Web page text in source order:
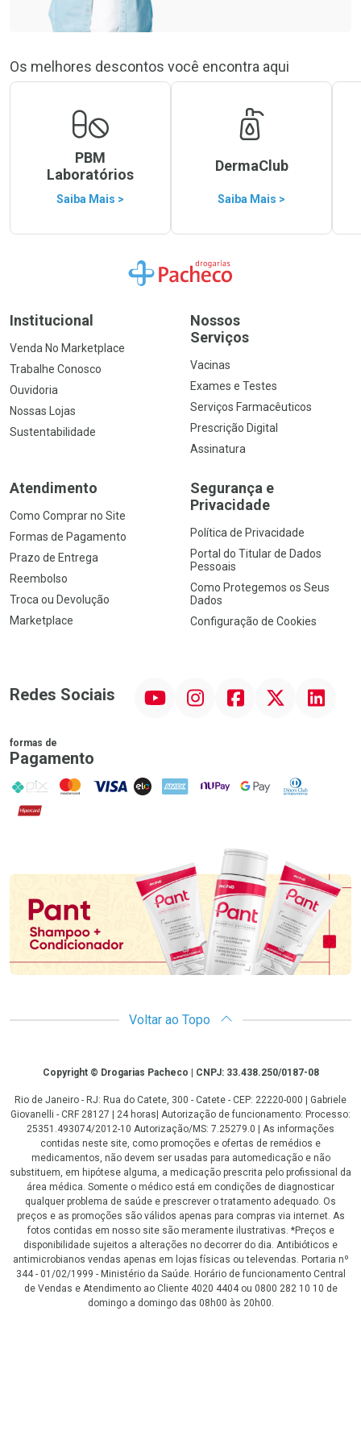
Os melhores descontos você encontra aqui
PBM
Laboratórios
Saiba Mais >
DermaClub
Saiba Mais >
Ir para a Home
Institucional
Venda No Marketplace
Trabalhe Conosco
Ouvidoria
Nossas Lojas
Sustentabilidade
Nossos
Serviços
Vacinas
Exames e Testes
Serviços Farmacêuticos
Prescrição Digital
Assinatura
Atendimento
Como Comprar no Site
Formas de Pagamento
Prazo de Entrega
Reembolso
Troca ou Devolução
Marketplace
Segurança e
Privacidade
Política de Privacidade
Portal do Titular de Dados
Pessoais
Como Protegemos os Seus
Dados
Configuração de Cookies
Redes Sociais InstagramFacebookTwitter Linkedin
formas de
Pagamento
PIX MasterCard
VISA ELO AMEX NuPay Google PayDiners Club
Hipercard
Promoção em Destaque
Voltar ao Topo
CopyrightCopyright © Drogarias Pacheco | CNPJ: 33.438.250/0187-08
Rio de Janeiro - RJ: Rua do Catete, 300 - Catete - CEP: 22220-000 | Gabriele
Giovanelli - CRF 28127 | 24 horas| Autorização de funcionamento: Processo:
25351.493074/2012-10 Autorização/MS: 7.25279.0 | As informações
contidas neste site, como promoções e ofertas de remédios e
medicamentos, não devem ser usadas para automedicação e não
substituem, em hipótese alguma, a medicação prescrita pelo profissional da
área médica. Somente o médico está em condições de diagnosticar
qualquer problema de saúde e prescrever o tratamento adequado. Os
preços e as promoções são válidos apenas para compras via internet. As
fotos contidas em nosso site são meramente ilustrativas. *Preços e
disponibilidade sujeitos a alterações no decorrer do dia. Antibióticos e
antimicrobianos vendas apenas em lojas físicas ou televendas. Portaria nº
344 - 01/02/1999 - Ministério da Saúde. Horário de funcionamento Central
de Vendas e Atendimento ao Cliente 4020 4404 ou 0800 282 10 10 de
domingo a domingo das 08h00 às 20h00.